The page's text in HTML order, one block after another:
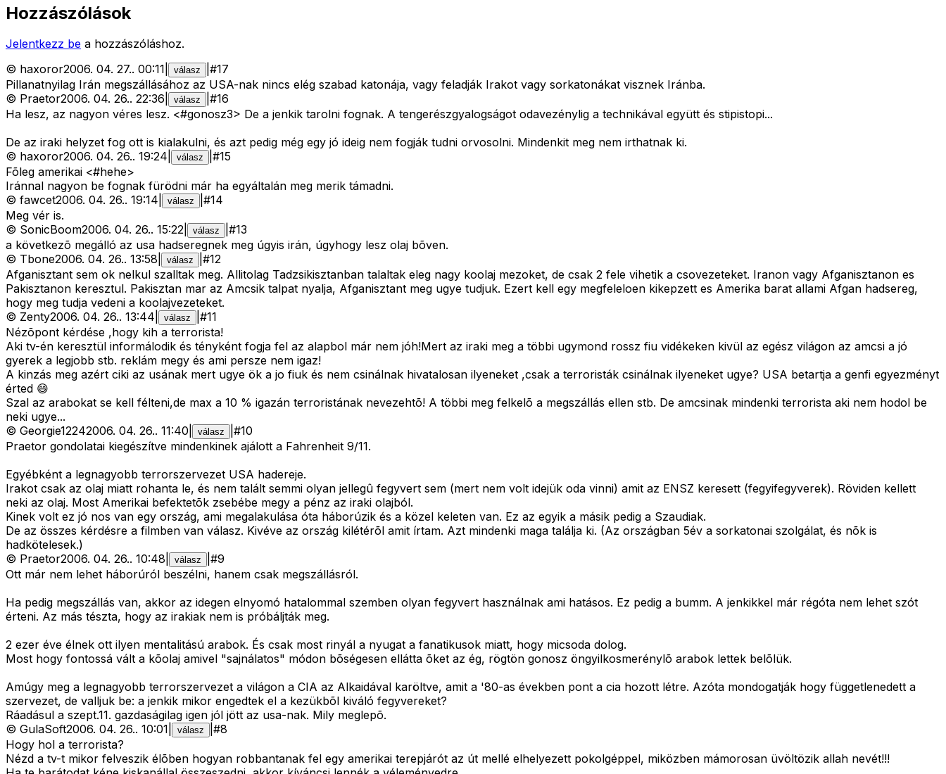
Hozzászólások
Jelentkezz be a hozzászóláshoz.
© haxoror2006. 04. 27.. 00:11 válasz #17
Pillanatnyilag Irán megszállásához az USA-nak nincs elég szabad katonája, vagy feladják Irakot vagy sorkatonákat visznek Iránba.
© Praetor2006. 04. 26.. 22:36 válasz #16
Ha lesz, az nagyon véres lesz. <#gonosz3> De a jenkik tarolni fognak. A tengerészgyalogságot odavezénylig a technikával együtt és stipistopi...
De az iraki helyzet fog ott is kialakulni, és azt pedig még egy jó ideig nem fogják tudni orvosolni. Mindenkit meg nem irthatnak ki.
© haxoror2006. 04. 26.. 19:24 válasz #15
Fõleg amerikai <#hehe>
Iránnal nagyon be fognak fürödni már ha egyáltalán meg merik támadni.
© fawcet2006. 04. 26.. 19:14 válasz #14
Meg vér is.
© SonicBoom2006. 04. 26.. 15:22 válasz #13
a következõ megálló az usa hadseregnek meg úgyis irán, úgyhogy lesz olaj bõven.
© Tbone2006. 04. 26.. 13:58 válasz #12
Afganisztant sem ok nelkul szalltak meg. Allitolag Tadzsikisztanban talaltak eleg nagy koolaj mezoket, de csak 2 fele vihetik a csovezeteket. Iranon vagy Afganisztanon es
Pakisztanon keresztul. Pakisztan mar az Amcsik talpat nyalja, Afganisztant meg ugye tudjuk. Ezert kell egy megfeleloen kikepzett es Amerika barat allami Afgan hadsereg,
hogy meg tudja vedeni a koolajvezeteket.
© Zenty2006. 04. 26.. 13:44 válasz #11
Nézõpont kérdése ,hogy kih a terrorista!
Aki tv-én keresztül informálodik és tényként fogja fel az alapbol már nem jóh!Mert az iraki meg a többi ugymond rossz fiu vidékeken kivül az egész világon az amcsi a jó
gyerek a legjobb stb. reklám megy és ami persze nem igaz!
A kinzás meg azért ciki az usának mert ugye ök a jo fiuk és nem csinálnak hivatalosan ilyeneket ,csak a terroristák csinálnak ilyeneket ugye? USA betartja a genfi egyezményt
érted 😄
Szal az arabokat se kell félteni,de max a 10 % igazán terroristának nevezehtõ! A többi meg felkelõ a megszállás ellen stb. De amcsinak mindenki terrorista aki nem hodol be
neki ugye...
© Georgie12242006. 04. 26.. 11:40 válasz #10
Praetor gondolatai kiegészítve mindenkinek ajálott a Fahrenheit 9/11.
Egyébként a legnagyobb terrorszervezet USA hadereje.
Irakot csak az olaj miatt rohanta le, és nem talált semmi olyan jellegû fegyvert sem (mert nem volt idejük oda vinni) amit az ENSZ keresett (fegyifegyverek). Röviden kellett
neki az olaj. Most Amerikai befektetõk zsebébe megy a pénz az iraki olajból.
Kinek volt ez jó nos van egy ország, ami megalakulása óta háborúzik és a közel keleten van. Ez az egyik a másik pedig a Szaudiak.
De az összes kérdésre a filmben van válasz. Kivéve az ország kilétérõl amit írtam. Azt mindenki maga találja ki. (Az országban 5év a sorkatonai szolgálat, és nõk is
hadkötelesek.)
© Praetor2006. 04. 26.. 10:48 válasz #9
Ott már nem lehet háborúról beszélni, hanem csak megszállásról.
Ha pedig megszállás van, akkor az idegen elnyomó hatalommal szemben olyan fegyvert használnak ami hatásos. Ez pedig a bumm. A jenkikkel már régóta nem lehet szót
érteni. Az más tészta, hogy az irakiak nem is próbáljták meg.
2 ezer éve élnek ott ilyen mentalitású arabok. És csak most rinyál a nyugat a fanatikusok miatt, hogy micsoda dolog.
Most hogy fontossá vált a kõolaj amivel "sajnálatos" módon bõségesen ellátta õket az ég, rögtön gonosz öngyilkosmerénylõ arabok lettek belõlük.
Amúgy meg a legnagyobb terrorszervezet a világon a CIA az Alkaidával karöltve, amit a '80-as években pont a cia hozott létre. Azóta mondogatják hogy függetlenedett a
szervezet, de valljuk be: a jenkik mikor engedtek el a kezükbõl kiváló fegyvereket?
Ráadásul a szept.11. gazdaságilag igen jól jött az usa-nak. Mily meglepõ.
© GulaSoft2006. 04. 26.. 10:01 válasz #8
Hogy hol a terrorista?
Nézd a tv-t mikor felveszik élõben hogyan robbantanak fel egy amerikai terepjárót az út mellé elhelyezett pokolgéppel, miközben mámorosan üvöltözik allah nevét!!!